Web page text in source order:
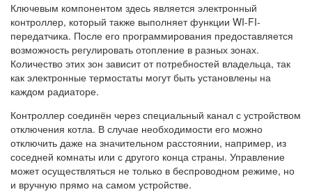
Ключевым компонентом здесь является электронный
контроллер, который также выполняет функции WI-FI-
передатчика. После его программирования предоставляется
возможность регулировать отопление в разных зонах.
Количество этих зон зависит от потребностей владельца, так
как электронные термостаты могут быть установлены на
каждом радиаторе.
Контроллер соединён через специальный канал с устройством
отключения котла. В случае необходимости его можно
отключить даже на значительном расстоянии, например, из
соседней комнаты или с другого конца страны. Управление
может осуществляться не только в беспроводном режиме, но
и вручную прямо на самом устройстве.